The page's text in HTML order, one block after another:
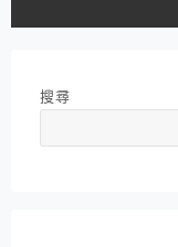
搜尋